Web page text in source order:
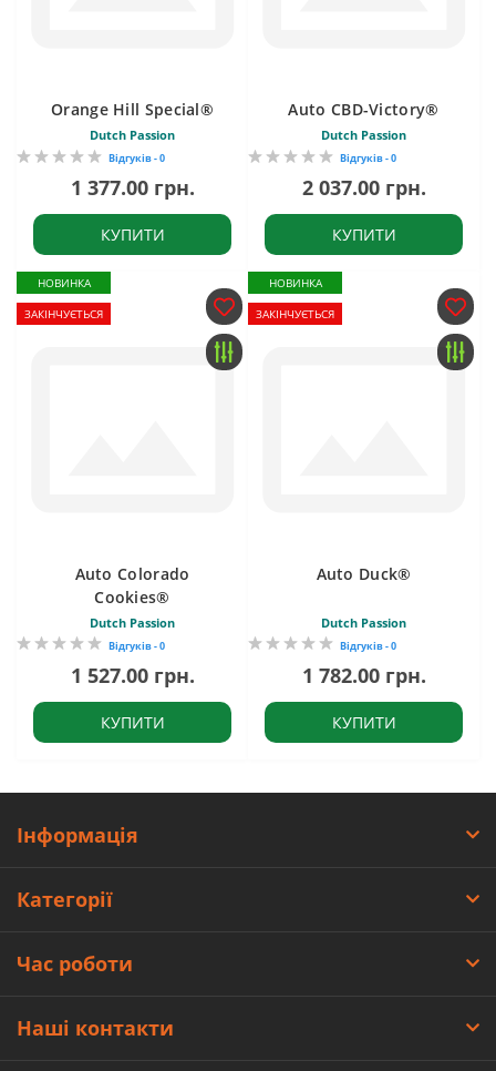
Orange Hill Special®
Dutch Passion
Відгуків - 0
1 377.00 грн.
КУПИТИ
Auto CBD-Victory®
Dutch Passion
Відгуків - 0
2 037.00 грн.
КУПИТИ
НОВИНКА
ЗАКІНЧУЄТЬСЯ
Auto Colorado
Cookies®
Dutch Passion
Відгуків - 0
1 527.00 грн.
КУПИТИ
НОВИНКА
ЗАКІНЧУЄТЬСЯ
Auto Duck®
Dutch Passion
Відгуків - 0
1 782.00 грн.
КУПИТИ
Інформація
Категорії
Час роботи
Наші контакти